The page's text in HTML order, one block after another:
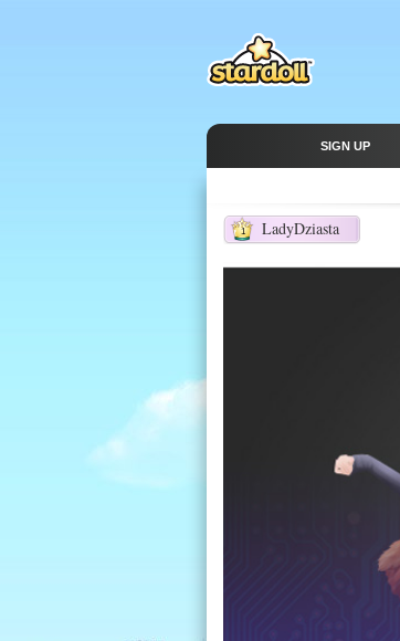
SIGN UP
LadyDziasta
1